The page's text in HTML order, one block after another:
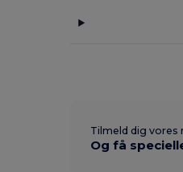
Tilmeld dig vores
Og få